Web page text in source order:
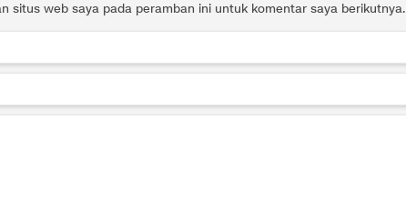
situs web saya pada peramban ini untuk komentar saya berikutnya.